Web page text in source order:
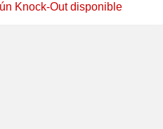
Knock-Out disponible